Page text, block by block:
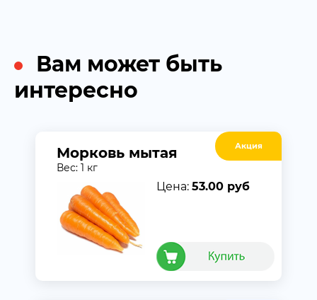
Вам может быть
интересно
Акция
Морковь мытая
Вес: 1 кг
Цена: 53.00 руб